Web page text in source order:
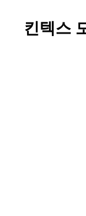
킨텍스